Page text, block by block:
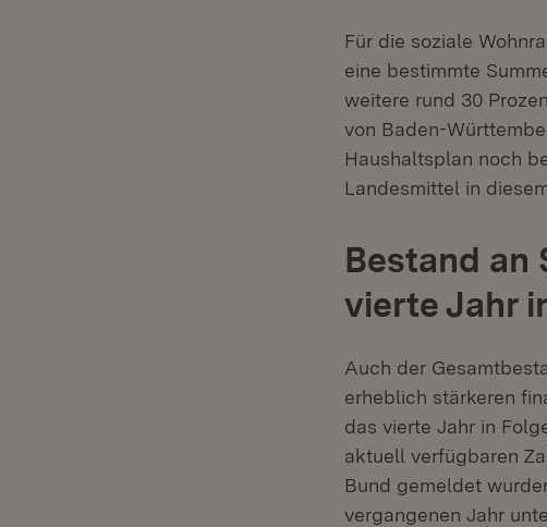
Für die soziale
eine bestimmte
weitere rund 30
von Baden-
Haushaltsplan noch
Landesmittel in
Bestand an
vierte Jahr
Auch der
erheblich stärkeren
das vierte Jahr in
aktuell verfügbaren
Bund gemeldet
vergangenen Jahr